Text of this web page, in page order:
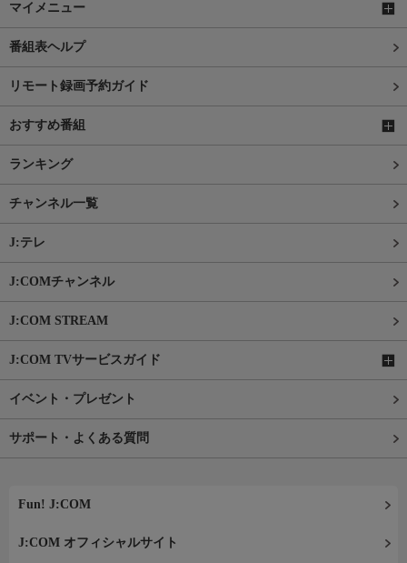
マイメニュー
番組表ヘルプ
リモート録画予約ガイド
おすすめ番組
ランキング
チャンネル一覧
J:テレ
J:COMチャンネル
J:COM STREAM
J:COM TVサービスガイド
イベント・プレゼント
サポート・よくある質問
Fun! J:COM
J:COM オフィシャルサイト